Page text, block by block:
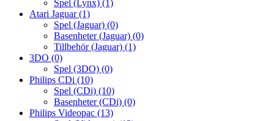
Spel (Lynx) (1)
Atari Jaguar(1)
Spel (Jaguar) (0)
Basenheter (Jaguar) (0)
Tillbehör (Jaguar) (1)
3DO (0)
Spel (3DO) (0)
Philips CDi (10)
Spel (CDi) (10)
Basenheter (CDi) (0)
Philips Videopac (13)